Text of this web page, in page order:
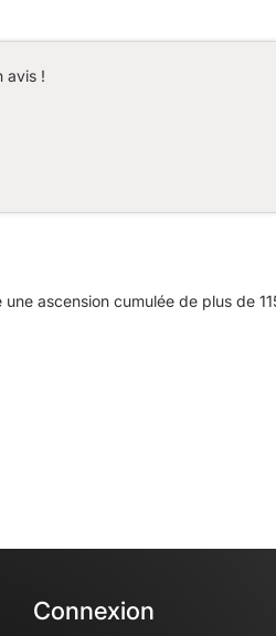
avis !
ascension cumulée de plus de
Connexion